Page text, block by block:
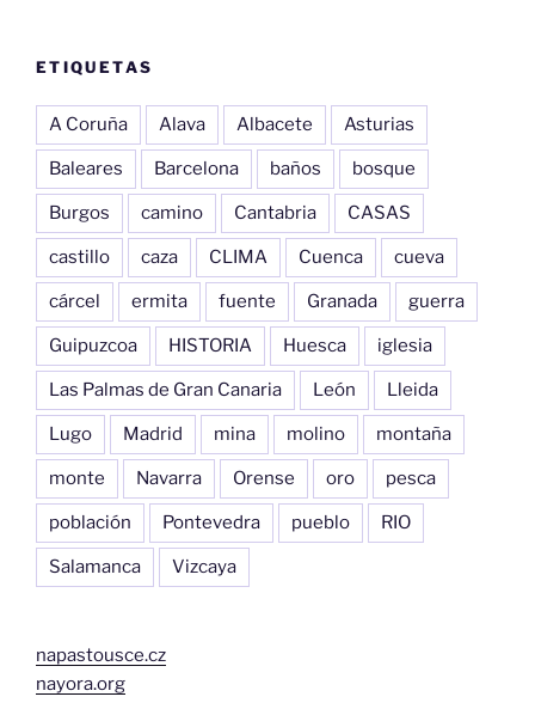
ETIQUETAS
A Coruña Alava Albacete Asturias
Baleares Barcelona baños bosque
Burgos camino Cantabria CASAS
castillo caza CLIMA Cuenca cueva
cárcel ermita fuente Granada guerra
Guipuzcoa HISTORIA Huesca iglesia
Las Palmas de Gran Canaria León Lleida
Lugo Madrid mina molino montaña
monte Navarra Orense oro pesca
población Pontevedra pueblo RIO
Salamanca Vizcaya
napastousce.cz
nayora.org